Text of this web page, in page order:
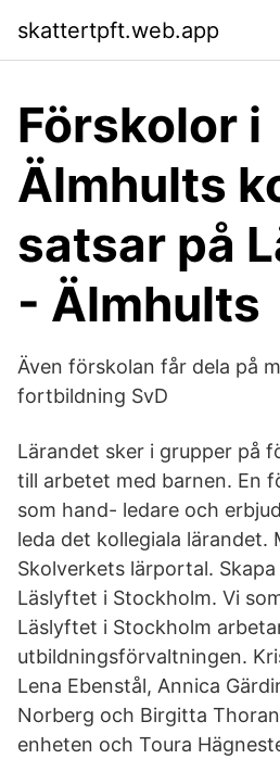
skattertpft.web.app
Förskolor i
Älmhults
satsar på
- Älmhults
Även förskolan får dela på
fortbildning SvD
Lärandet sker i grupper på
till arbetet med barnen. En
som hand- ledare och
leda det kollegiala lärandet.
Skolverkets lärportal.
Läslyftet i Stockholm. Vi
Läslyftet i Stockholm
utbildningsförvaltningen.
Lena Ebenstål, Annica
Norberg och Birgitta
enheten och Toura